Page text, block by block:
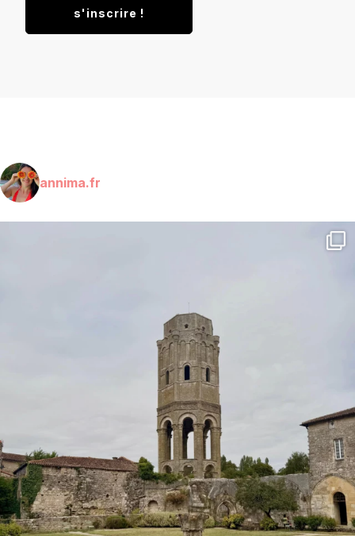
annima.fr